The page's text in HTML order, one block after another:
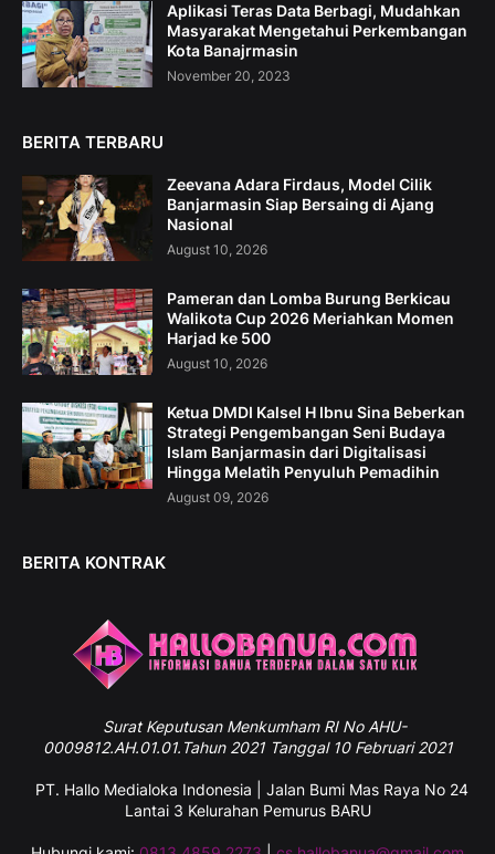
Aplikasi Teras Data Berbagi, Mudahkan
Masyarakat Mengetahui Perkembangan
Kota Banajrmasin
November 20, 2023
BERITA TERBARU
Zeevana Adara Firdaus, Model Cilik
Banjarmasin Siap Bersaing di Ajang
Nasional
August 10, 2026
Pameran dan Lomba Burung Berkicau
Walikota Cup 2026 Meriahkan Momen
Harjad ke 500
August 10, 2026
Ketua DMDI Kalsel H Ibnu Sina Beberkan
Strategi Pengembangan Seni Budaya
Islam Banjarmasin dari Digitalisasi
Hingga Melatih Penyuluh Pemadihin
August 09, 2026
BERITA KONTRAK
SuratKeputusan Menkumham RI No AHU-
0009812.AH.01.01.Tahun 2021 Tanggal 10 Februari 2021
PT. Hallo Medialoka Indonesia | Jalan Bumi Mas Raya No 24
Lantai 3 Kelurahan Pemurus BARU